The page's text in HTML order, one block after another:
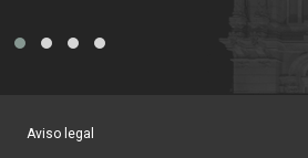
Aviso legal